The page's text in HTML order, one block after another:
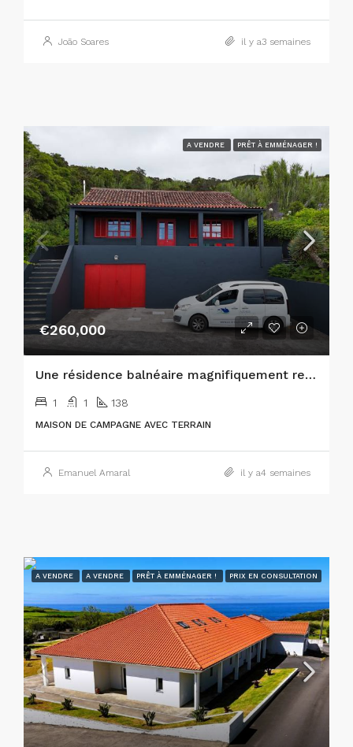
João Soares il y a3 semaines
A VENDRE PRÊT À EMMÉNAGER !
€260,000
Une résidence balnéaire magnifiquement restaurée sur l’île de Faial, aux Açores !
1 1 138
MAISON DE CAMPAGNE AVEC TERRAIN
Emanuel Amaral il y a4 semaines
A VENDRE A VENDRE PRÊT À EMMÉNAGER ! PRIX EN CONSULTATION